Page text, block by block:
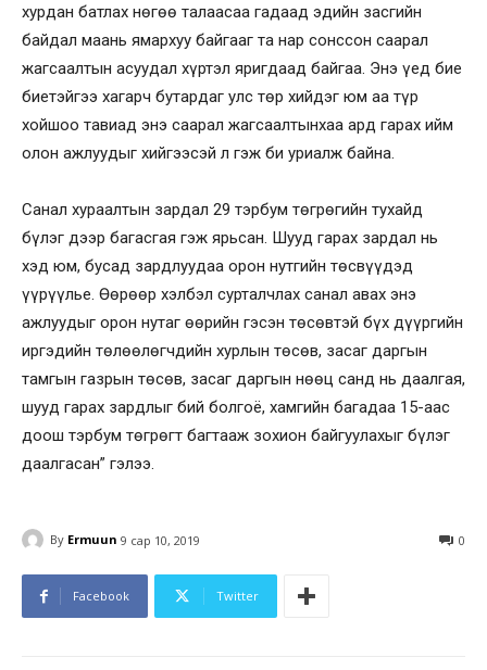
хурдан батлах нөгөө талаасаа гадаад эдийн засгийн
байдал маань ямархуу байгааг та нар сонссон саарал
жагсаалтын асуудал хүртэл яригдаад байгаа. Энэ үед бие
биетэйгээ хагарч бутардаг улс төр хийдэг юм аа түр
хойшоо тавиад энэ саарал жагсаалтынхаа ард гарах ийм
олон ажлуудыг хийгээсэй л гэж би уриалж байна.
Санал хураалтын зардал 29 тэрбум төгрөгийн тухайд
бүлэг дээр багасгая гэж ярьсан. Шууд гарах зардал нь
хэд юм, бусад зардлуудаа орон нутгийн төсвүүдэд
үүрүүлье. Өөрөөр хэлбэл сурталчлах санал авах энэ
ажлуудыг орон нутаг өөрийн гэсэн төсөвтэй бүх дүүргийн
иргэдийн төлөөлөгчдийн хурлын төсөв, засаг даргын
тамгын газрын төсөв, засаг даргын нөөц санд нь даалгая,
шууд гарах зардлыг бий болгоё, хамгийн багадаа 15-аас
доош тэрбум төгрөгт багтааж зохион байгуулахыг бүлэг
даалгасан” гэлээ.
By Ermuun 9 сар 10, 2019 0
Facebook Twitter